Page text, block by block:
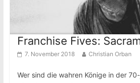
Franchise Fives:
7. November 2018 Christian Orban
Wer sind die wahren Könige in der